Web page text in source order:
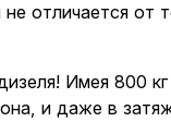
отличается
Имея 800
и даже в